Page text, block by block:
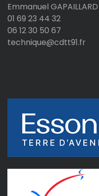
Emmanuel GAPAILLARD
01 69 23 44 32
06 12 30 50 67
technique@cdtt91.fr